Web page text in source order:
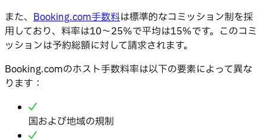
また、 Booking.com手数料は標準的なコミッション制を採
用しており、料率は10〜25%で平均は15%です。このコミ
ッションは予約総額に対して請求されます。
Booking.comのホスト手数料率は以下の要素によって異な
ります：
国および地域の規制